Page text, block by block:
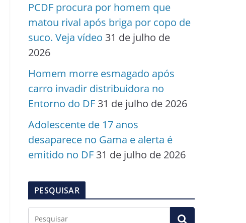
PCDF procura por homem que
matou rival após briga por copo de
suco. Veja vídeo 31 de julho de
2026
Homem morre esmagado após
carro invadir distribuidora no
Entorno do DF 31 de julho de 2026
Adolescente de 17 anos
desaparece no Gama e alerta é
emitido no DF 31 de julho de 2026
PESQUISAR